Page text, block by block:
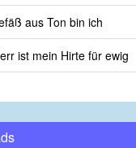
aus Ton bin ich
ist mein Hirte für ewig